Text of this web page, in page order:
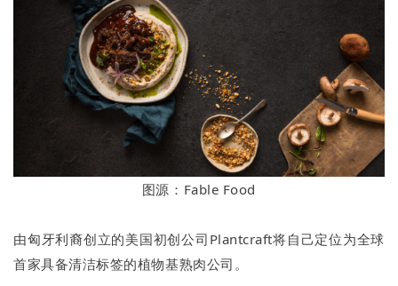
图源：Fable Food
由匈牙利裔创立的美国初创公司Plantcraft将自己定位为全球
首家具备清洁标签的植物基熟肉公司。